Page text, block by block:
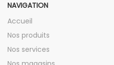
NAVIGATION
Accueil
Nos produits
Nos services